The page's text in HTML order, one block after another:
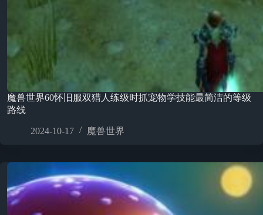
魔兽世界60怀旧服双猎人练级时抓宠物学技能最简洁的等级
路线
2024-10-17 魔兽世界